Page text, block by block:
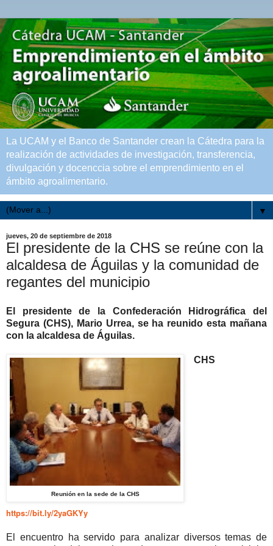
La UCAM y el Banco de Santander crean la Cátedra para la
realización de actividades de investigación, transferencia,
divulgación y docenccia sobre el emprendimiento en el
ámbito agroalimentario.
▼
jueves, 20 de septiembre de 2018
El presidente de la CHS se reúne con la
alcaldesa de Águilas y la comunidad de
regantes del municipio
El presidente de la Confederación Hidrográfica del
Segura (CHS), Mario Urrea, se ha reunido esta mañana
con la alcaldesa de Águilas.
Reunión en la sede de la CHS
CHS
https://bit.ly/2yaGKYy
El encuentro ha servido para analizar diversos temas de